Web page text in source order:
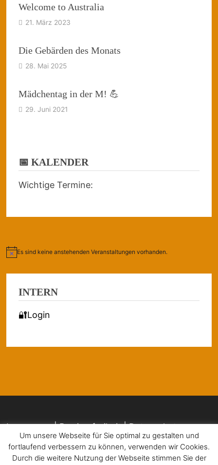
Welcome to Australia
21. März 2023
Die Gebärden des Monats
28. Mai 2025
Mädchentag in der M! 💪
29. Juni 2021
📅 KALENDER
Wichtige Termine:
Hinweis
Es sind keine anstehenden Veranstaltungen vorhanden.
INTERN
🔐Login
Impressum | Barrierefreiheit | Datenschutz
Um unsere Webseite für Sie optimal zu gestalten und
fortlaufend verbessern zu können, verwenden wir Cookies.
Durch die weitere Nutzung der Webseite stimmen Sie der